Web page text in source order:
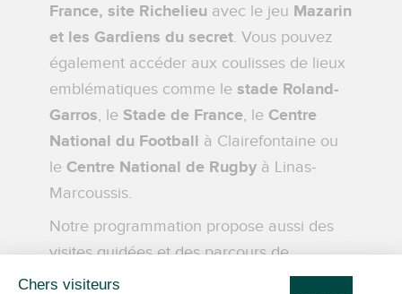
France, site Richelieu avec le jeu Mazarin
et les Gardiens du secret. Vous pouvez
également accéder aux coulisses de lieux
emblématiques comme le stade Roland-
Garros, le Stade de France, le Centre
National du Football à Clairefontaine ou
le Centre National de Rugby à Linas-
Marcoussis.
Notre programmation propose aussi des
visites guidées et des parcours de
découverte dans les quartiers